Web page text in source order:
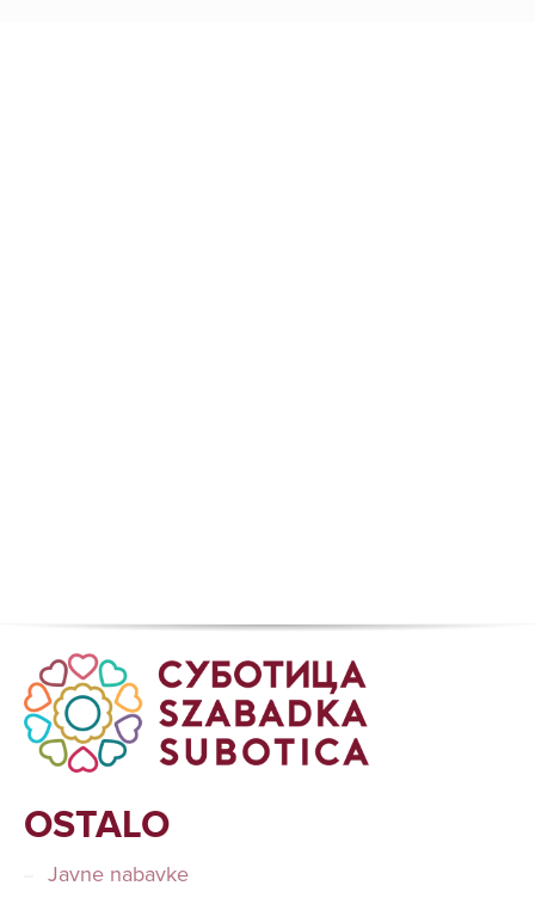
OSTALO
Javne nabavke